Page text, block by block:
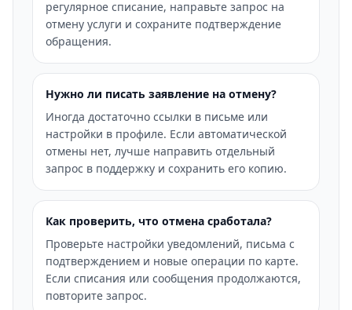
регулярное списание, направьте запрос на
отмену услуги и сохраните подтверждение
обращения.
Нужно ли писать заявление на отмену?
Иногда достаточно ссылки в письме или
настройки в профиле. Если автоматической
отмены нет, лучше направить отдельный
запрос в поддержку и сохранить его копию.
Как проверить, что отмена сработала?
Проверьте настройки уведомлений, письма с
подтверждением и новые операции по карте.
Если списания или сообщения продолжаются,
повторите запрос.